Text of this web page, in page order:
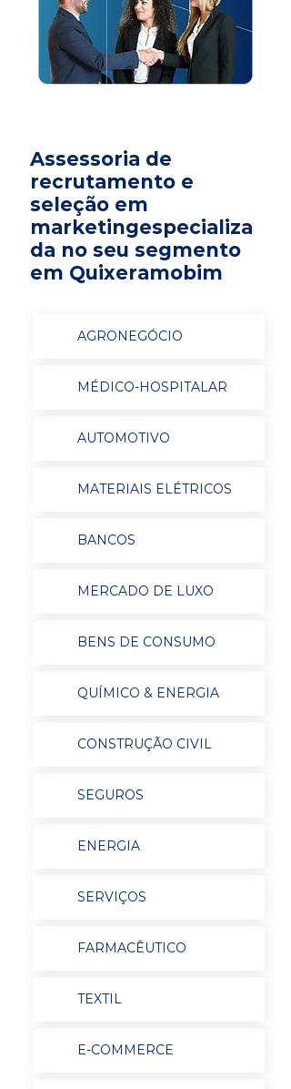
Assessoria de
recrutamento e
seleção em
marketingespecializa
da no seu segmento
em Quixeramobim
AGRONEGÓCIO
MÉDICO-HOSPITALAR
AUTOMOTIVO
MATERIAIS ELÉTRICOS
BANCOS
MERCADO DE LUXO
BENS DE CONSUMO
QUÍMICO & ENERGIA
CONSTRUÇÃO CIVIL
SEGUROS
ENERGIA
SERVIÇOS
FARMACÊUTICO
TEXTIL
E-COMMERCE